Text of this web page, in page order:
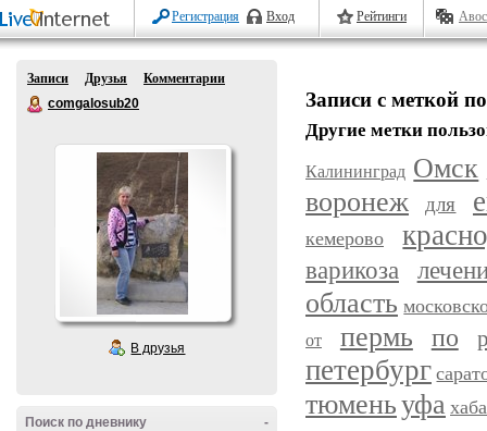
Регистрация Вход Рейтинги
Записи Друзья
Комментарии
comgalosub20
В друзья
-
Поиск по дневнику
Записи с меткой
Другие метки
Калининград Омск
воронеж для
кемерово
варикоза
область
от пермь по
петербург
тюменьуфа